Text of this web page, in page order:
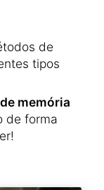
de
tipos
memória
de forma